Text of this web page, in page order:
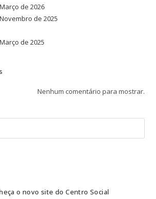
de 2026
de 2025
de 2025
Nenhum comentário para mostrar.
o novo site do Centro Social